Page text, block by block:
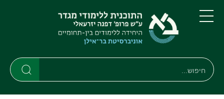
לתוכן
העיקרי
לתפריט
ניווט
ראשי
חיפוש
חיפוש